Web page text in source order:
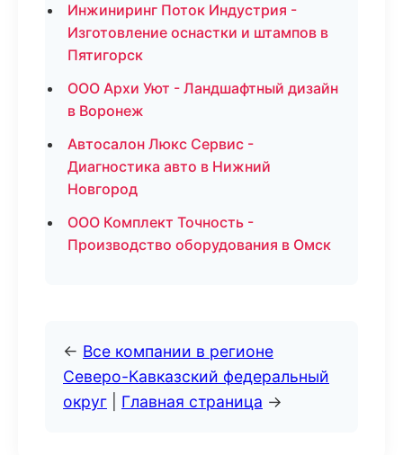
Инжиниринг Поток Индустрия -
Изготовление оснастки и штампов в
Пятигорск
ООО Архи Уют - Ландшафтный дизайн
в Воронеж
Автосалон Люкс Сервис -
Диагностика авто в Нижний
Новгород
ООО Комплект Точность -
Производство оборудования в Омск
← Все компании в регионе
Северо-Кавказский федеральный
округ
Главная страница →